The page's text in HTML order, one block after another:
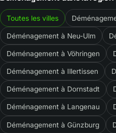
Toutes les villes
Déménagement à Neu-Ulm
Déménagement à Vöhringen
Déménagement à Illertissen
Déménagement à Dornstadt
Déménagement à Langenau
Déménagement à Günzburg